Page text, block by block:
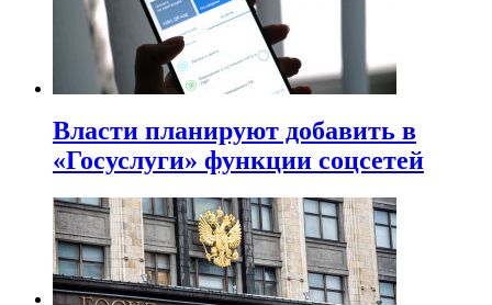
Власти планируют добавить в
«Госуслуги» функции соцсетей